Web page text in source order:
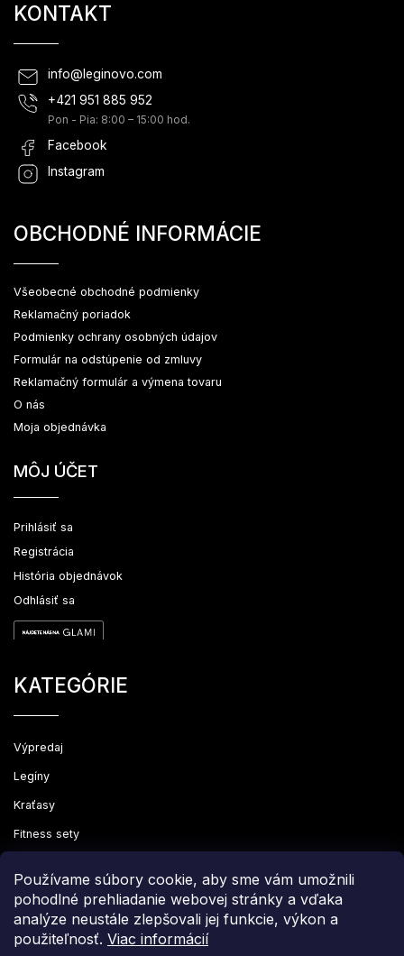
Používame súbory cookie, aby sme vám umožnili
pohodlné prehliadanie webovej stránky a vďaka
analýze neustále zlepšovali jej funkcie, výkon a
použiteľnosť. Viac informácií
KONTAKT
info@ leginovo.com
+421 951 885 952
Pon - Pia: 8:00 – 15:00 hod.
Facebook
Instagram
OBCHODNÉ INFORMÁCIE
Všeobecné obchodné podmienky
Reklamačný poriadok
Podmienky ochrany osobných údajov
Formulár na odstúpenie od zmluvy
Reklamačný formulár a výmena tovaru
O nás
Moja objednávka
MÔJ ÚČET
Prihlásiť sa
Registrácia
História objednávok
Odhlásiť sa
KATEGÓRIE
Výpredaj
Legíny
Kraťasy
Fitness sety